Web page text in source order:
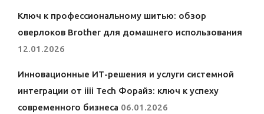
Ключ к профессиональному шитью: обзор
оверлоков Brother для домашнего использования
12.01.2026
Инновационные ИТ-решения и услуги системной
интеграции от iiii Tech Форайз: ключ к успеху
современного бизнеса 06.01.2026